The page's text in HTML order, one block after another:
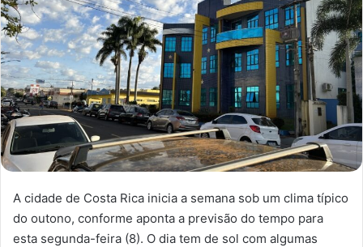
A cidade de Costa Rica inicia a semana sob um clima típico
do outono, conforme aponta a previsão do tempo para
esta segunda-feira (8). O dia tem de sol com algumas